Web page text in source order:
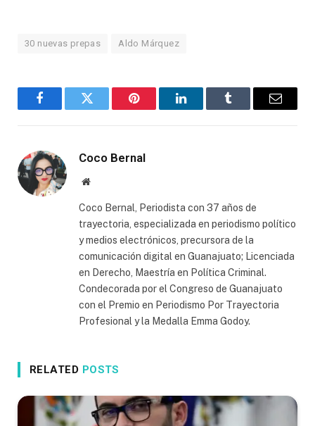
30 nuevas prepas Aldo Márquez
FacebookTwitter Pinterest LinkedInTumblr Email
Coco Bernal
Website
Coco Bernal, Periodista con 37 años de
trayectoria, especializada en periodismo político
y medios electrónicos, precursora de la
comunicación digital en Guanajuato; Licenciada
en Derecho, Maestría en Política Criminal.
Condecorada por el Congreso de Guanajuato
con el Premio en Periodismo Por Trayectoria
Profesional y la Medalla Emma Godoy.
RELATED POSTS